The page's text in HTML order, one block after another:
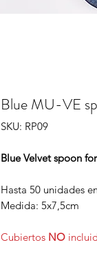
Blue MU-VE
SKU: RP09
Blue Velvet spoon
Hasta 50 unidades
Medida: 5x7,5cm
Cubiertos NO